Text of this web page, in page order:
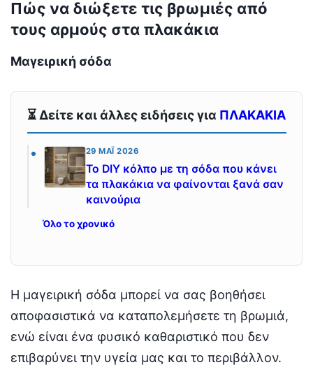
Πώς να διώξετε τις βρωμιές από
τους αρμούς στα πλακάκια
Μαγειρική σόδα
⏳ Δείτε και άλλες ειδήσεις για ΠΛΑΚΑΚΙΑ
29 ΜΆΙ 2026
Το DIY κόλπο με τη σόδα που κάνει
τα πλακάκια να φαίνονται ξανά σαν
καινούρια
Όλο το χρονικό
Η μαγειρική σόδα μπορεί να σας βοηθήσει
αποφασιστικά να καταπολεμήσετε τη βρωμιά,
ενώ είναι ένα φυσικό καθαριστικό που δεν
επιβαρύνει την υγεία μας και το περιβάλλον.